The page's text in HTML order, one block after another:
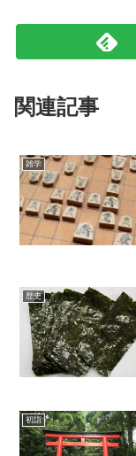
関連記事
雑学
歴史
初詣